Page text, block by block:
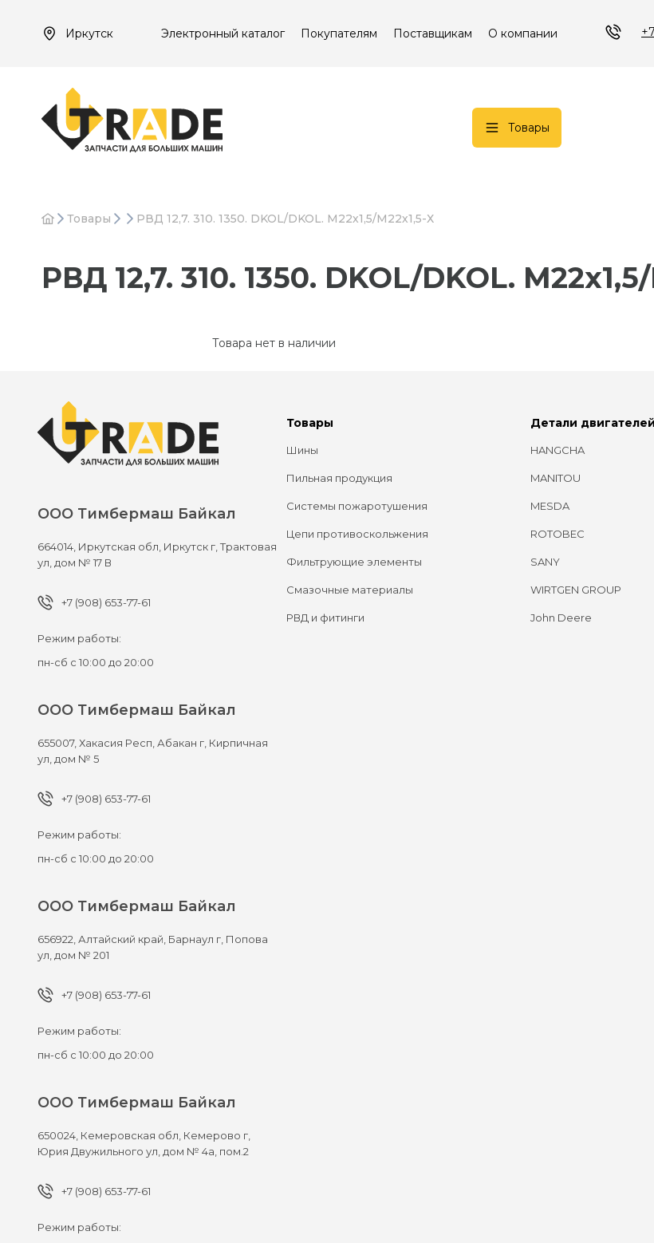
Иркутск Электронный каталог Покупателям Поставщикам О компании
Товары
Товары РВД 12,7. 310. 1350. DKOL/DKOL. М22х1,5/М22х1,5-Х
РВД 12,7. 310. 1350. DKOL/DKOL.
Товара нет в наличии
ООО Тимбермаш Байкал
664014, Иркутская обл, Иркутск г,Трактовая
ул, дом № 17 В
+7 (908) 653-77-61
Режим работы:
пн-сб с 10:00 до 20:00
ООО Тимбермаш Байкал
655007,Хакасия Респ, Абакан г, Кирпичная
ул, дом № 5
+7 (908) 653-77-61
Режим работы:
пн-сб с 10:00 до 20:00
ООО Тимбермаш Байкал
656922, Алтайский край, Барнаул г, Попова
ул, дом № 201
+7 (908) 653-77-61
Режим работы:
пн-сб с 10:00 до 20:00
ООО Тимбермаш Байкал
650024, Кемеровская обл, Кемерово г,
Юрия Двужильного ул, дом № 4а, пом.2
+7 (908) 653-77-61
Режим работы:
Товары
Шины
Пильная продукция
Системы пожаротушения
Цепи противоскольжения
Фильтрующие элементы
Смазочные материалы
РВД и фитинги
Детали двигателей
HANGCHA
MANITOU
MESDA
ROTOBEC
SANY
WIRTGEN GROUP
John Deere